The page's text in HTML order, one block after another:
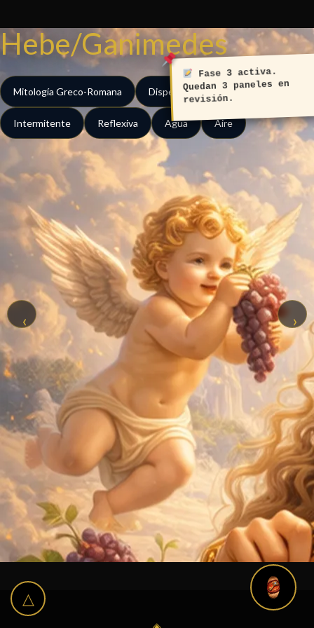
contenido
‹ ›
Hebe/Ganimedes
Mitología Greco-Romana Dispersa Expansiva
Intermitente Reflexiva Agua Aire
Fase 3 activa.
Quedan 3 paneles en
revisión.
△